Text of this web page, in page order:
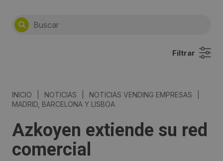
Filtrar
INICIO NOTICIAS NOTICIAS VENDING EMPRESAS
MADRID, BARCELONA Y LISBOA
Azkoyen extiende su red
comercial